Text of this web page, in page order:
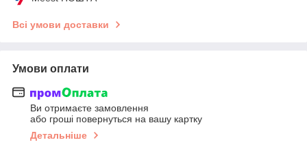
Всі умови доставки
Умови оплати
Ви отримаєте замовлення
або гроші повернуться на вашу картку
Детальніше